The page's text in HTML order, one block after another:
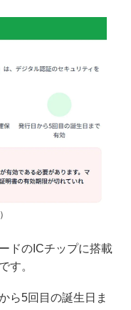
ドのICチップに搭載
す。
ら5回目の誕生日ま